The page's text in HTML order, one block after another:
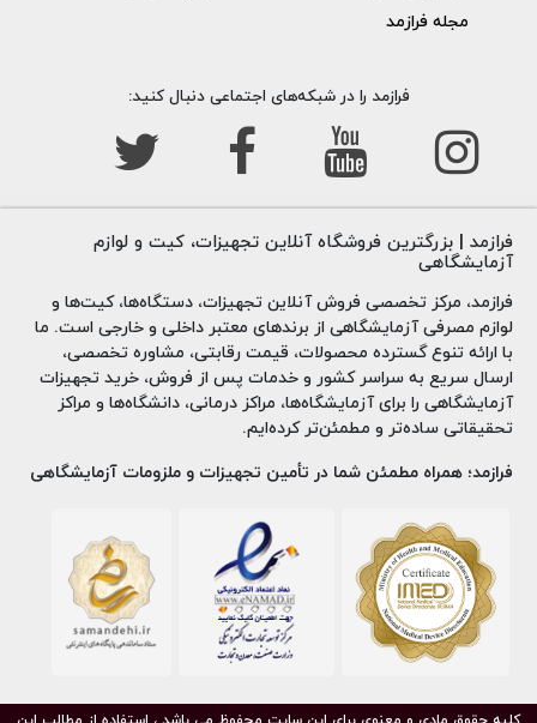
مجله فرازمد
فرازمد را در شبکه‌های اجتماعی دنبال کنید:
فرازمد | بزرگترین فروشگاه آنلاین تجهیزات، کیت و لوازم
آزمایشگاهی
فرازمد، مرکز تخصصی فروش آنلاین تجهیزات، دستگاه‌ها، کیت‌ها و
لوازم مصرفی آزمایشگاهی از برندهای معتبر داخلی و خارجی است. ما
با ارائه تنوع گسترده محصولات، قیمت رقابتی، مشاوره تخصصی،
ارسال سریع به سراسر کشور و خدمات پس از فروش، خرید تجهیزات
آزمایشگاهی را برای آزمایشگاه‌ها، مراکز درمانی، دانشگاه‌ها و مراکز
تحقیقاتی ساده‌تر و مطمئن‌تر کرده‌ایم.
فرازمد؛ همراه مطمئن شما در تأمین تجهیزات و ملزومات آزمایشگاهی